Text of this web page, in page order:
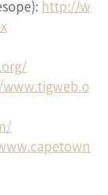
http://w